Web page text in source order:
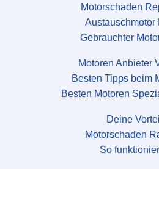
Motorschaden
Austauschmotor
Gebrauchter
Motoren Anbieter
Besten Tipps beim
Besten Motoren
Deine
Motorschaden
So